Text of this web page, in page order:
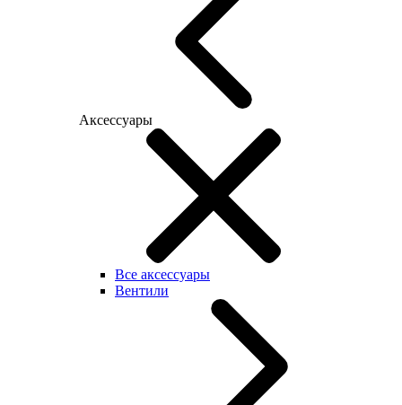
Аксессуары
Все аксессуары
Вентили